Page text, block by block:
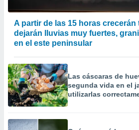
A partir de las 15 horas
dejarán lluvias muy fuertes,
en el este peninsular
Las cáscaras de
segunda vida en el
utilizarlas